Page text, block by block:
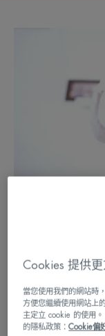
Cookies 提供
當您使用我們的網站時
方便您繼續使用網站上
主定立 cookie 的使用
的隱私政策：Cookie偏